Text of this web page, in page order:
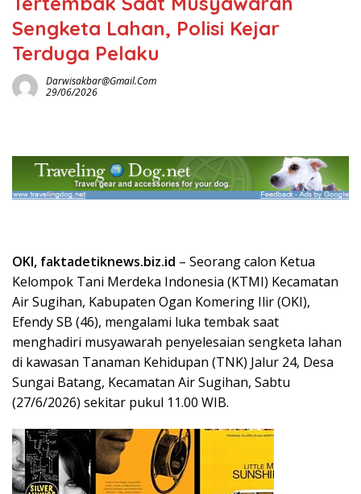
Sengketa Lahan, Polisi Kejar
Terduga Pelaku
Darwisakbar@gmail.com
29/06/2026
OKI, faktadetiknews.biz.id – Seorang calon Ketua
Kelompok Tani Merdeka Indonesia (KTMI) Kecamatan
Air Sugihan, Kabupaten Ogan Komering Ilir (OKI),
Efendy SB (46), mengalami luka tembak saat
menghadiri musyawarah penyelesaian sengketa lahan
di kawasan Tanaman Kehidupan (TNK) Jalur 24, Desa
Sungai Batang, Kecamatan Air Sugihan, Sabtu
(27/6/2026) sekitar pukul 11.00 WIB.